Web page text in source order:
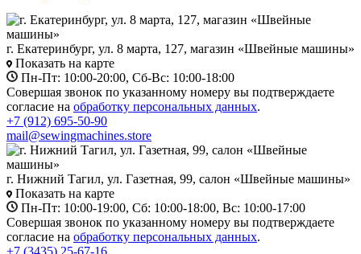
г. Екатеринбург, ул. 8 марта, 127, магазин «Швейные машины»
Показать на карте
Пн-Пт: 10:00-20:00, Сб-Вс: 10:00-18:00
Совершая звонок по указанному номеру вы подтверждаете
согласие на обработку персональных данных.
+7 (912) 695-50-90
mail@sewingmachines.store
г. Нижний Тагил, ул. Газетная, 99, салон «Швейные машины»
Показать на карте
Пн-Пт: 10:00-19:00, Сб: 10:00-18:00, Вс: 10:00-17:00
Совершая звонок по указанному номеру вы подтверждаете
согласие на обработку персональных данных.
+7 (3435) 25-67-16